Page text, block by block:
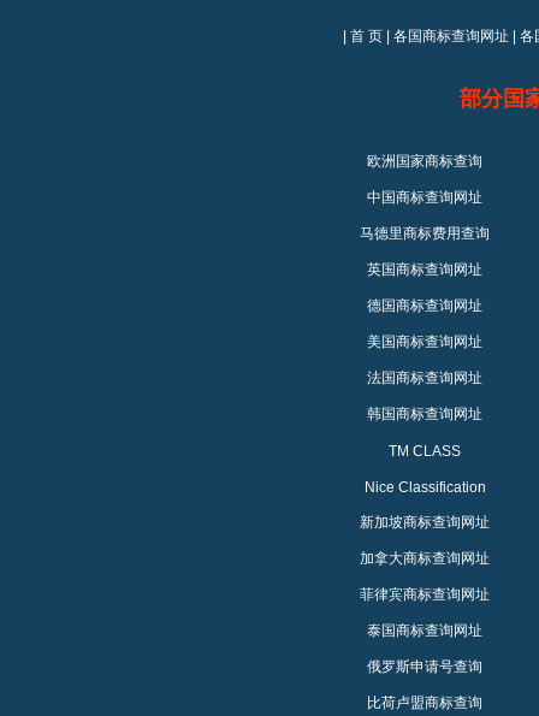
首 页| 各国商标查询网址 各
部分国
欧洲国家商标查询
中国商标查询网址
马德里商标费用查询
英国商标查询网址
德国商标查询网址
美国商标查询网址
法国商标查询网址
韩国商标查询网址
TM CLASS
Nice Classification
新加坡商标查询网址
加拿大商标查询网址
菲律宾商标查询网址
泰国商标查询网址
俄罗斯申请号查询
比荷卢盟商标查询